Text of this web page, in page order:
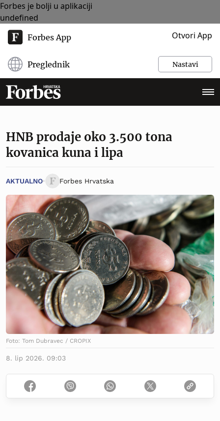
Forbes je bolji u aplikaciji
undefined
Forbes App Otvori App
Preglednik Nastavi
HNB prodaje oko 3.500 tona
kovanica kuna i lipa
AKTUALNO Forbes Hrvatska
Foto: Tom Dubravec / CROPIX
8. lip 2026. 09:03